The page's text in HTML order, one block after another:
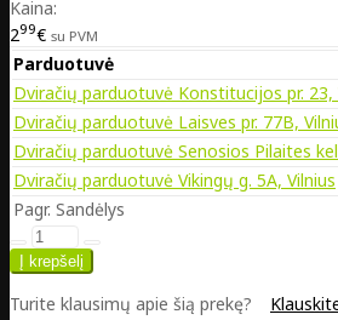
Kaina:
299€ su PVM
Parduotuvė
Dviračių parduotuvė Konstitucijos pr. 23,
Dviračių parduotuvė Laisves pr. 77B,
Dviračių parduotuvė Senosios Pilaites
Dviračių parduotuvė Vikingų g. 5A, Vilnius
Pagr. Sandėlys
Turite klausimų apie šią prekę?